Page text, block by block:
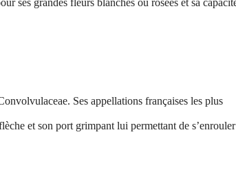
Ses appellations françaises les plus
et son port grimpant lui permettant de s’enrouler